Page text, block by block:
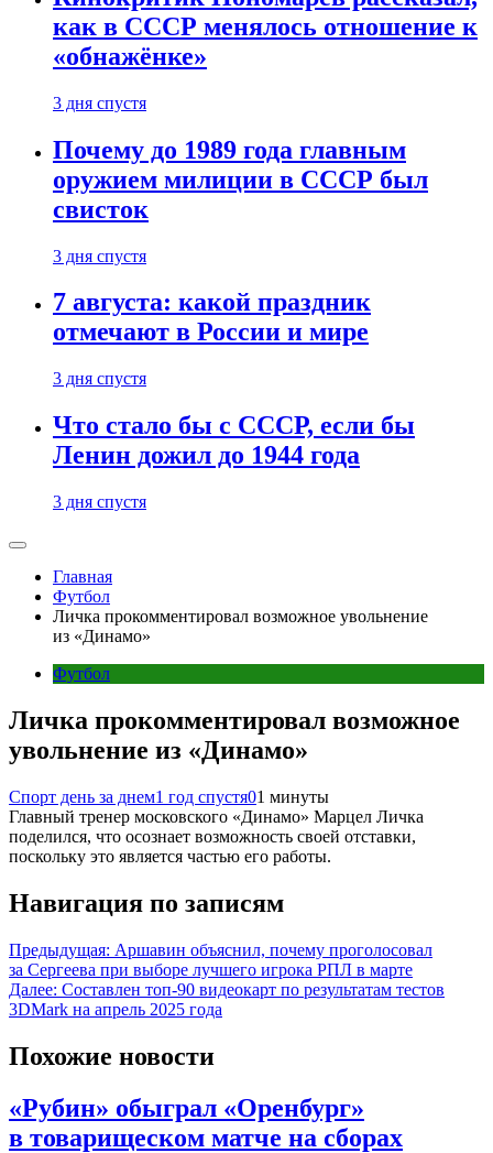
как в СССР менялось отношение к
«обнажёнке»
3 дня спустя
Почему до 1989 года главным
оружием милиции в СССР был
свисток
3 дня спустя
7 августа: какой праздник
отмечают в России и мире
3 дня спустя
Что стало бы с СССР, если бы
Ленин дожил до 1944 года
3 дня спустя
Главная
Футбол
Личка прокомментировал возможное увольнение
из «Динамо»
Футбол
Личка прокомментировал возможное
увольнение из «Динамо»
Спорт день за днем1 год спустя01 минуты
Главный тренер московского «Динамо» Марцел Личка
поделился, что осознает возможность своей отставки,
поскольку это является частью его работы.
Навигация по записям
Предыдущая: Аршавин объяснил, почему проголосовал
за Сергеева при выборе лучшего игрока РПЛ в марте
Далее: Составлен топ-90 видеокарт по результатам тестов
3DMark на апрель 2025 года
Похожие новости
«Рубин» обыграл «Оренбург»
в товарищеском матче на сборах